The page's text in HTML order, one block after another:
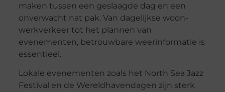
maken tussen een geslaagde dag en een
onverwacht nat pak. Van dagelijkse woon-
werkverkeer tot het plannen van
evenementen, betrouwbare weerinformatie is
essentieel.
Lokale evenementen zoals het North Sea Jazz
Festival en de Wereldhavendagen zijn sterk